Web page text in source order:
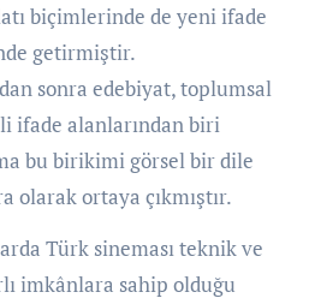
biçimlerinde de yeni ifade
getirmiştir.
sonra edebiyat, toplumsal
ifade alanlarından biri
bu birikimi görsel bir dile
olarak ortaya çıkmıştır.
Türk sineması teknik ve
imkânlara sahip olduğu